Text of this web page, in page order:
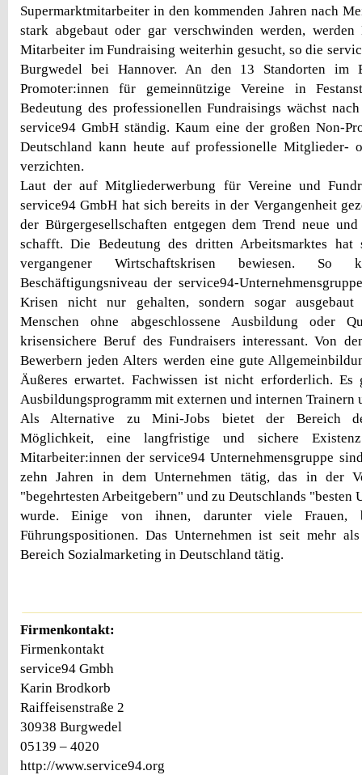
Supermarktmitarbeiter in den kommenden Jahren nach
stark abgebaut oder gar verschwinden werden,
Mitarbeiter im Fundraising weiterhin gesucht, so die
Burgwedel bei Hannover. An den 13 Standorten im
Promoter:innen für gemeinnützige Vereine in
Bedeutung des professionellen Fundraisings wächst
service94 GmbH ständig. Kaum eine der großen Non-
Deutschland kann heute auf professionelle Mitglieder-
verzichten.
Laut der auf Mitgliederwerbung für Vereine und
service94 GmbH hat sich bereits in der Vergangenheit
der Bürgergesellschaften entgegen dem Trend neue
schafft. Die Bedeutung des dritten Arbeitsmarktes hat
vergangener Wirtschaftskrisen bewiesen.
Beschäftigungsniveau der service94-
Krisen nicht nur gehalten, sondern sogar
Menschen ohne abgeschlossene Ausbildung oder
krisensichere Beruf des Fundraisers interessant. Von
Bewerbern jeden Alters werden eine gute
Äußeres erwartet. Fachwissen ist nicht erforderlich. Es
Ausbildungsprogramm mit externen und internen Trainern
Als Alternative zu Mini-Jobs bietet der Bereich
Möglichkeit, eine langfristige und sichere
Mitarbeiter:innen der service94 Unternehmensgruppe
zehn Jahren in dem Unternehmen tätig, das in der
"begehrtesten Arbeitgebern" und zu Deutschlands "besten
wurde. Einige von ihnen, darunter viele Frauen,
Führungspositionen. Das Unternehmen ist seit mehr
Bereich Sozialmarketing in Deutschland tätig.
Firmenkontakt:
Firmenkontakt
service94 Gmbh
Karin Brodkorb
Raiffeisenstraße 2
30938 Burgwedel
05139 – 4020
http://www.service94.org